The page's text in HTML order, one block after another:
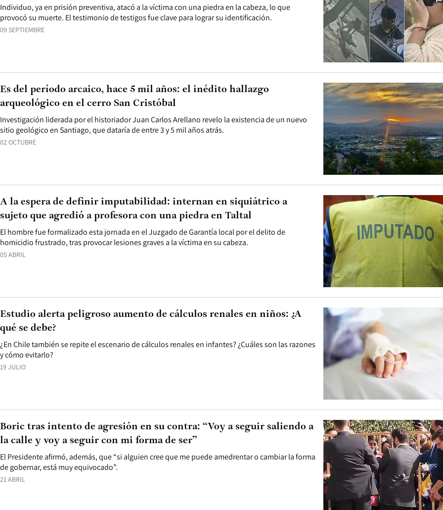
09 SEPTIEMBRE
Individuo, ya en prisión preventiva, atacó a la víctima con una piedra en la cabeza, lo que
provocó su muerte. El testimonio de testigos fue clave para lograr su identificación.
02 OCTUBRE
Investigación liderada por el historiador Juan Carlos Arellano revelo la existencia de un nuevo
sitio geológico en Santiago, que dataría de entre 3 y 5 mil años atrás.
Es del período arcaico, hace 5 mil años: el inédito hallazgo
arqueológico en el cerro San Cristóbal
05 ABRIL
El hombre fue formalizado esta jornada en el Juzgado de Garantía local por el delito de
homicidio frustrado, tras provocar lesiones graves a la víctima en su cabeza.
A la espera de definir imputabilidad: internan en siquiátrico a
sujeto que agredió a profesora con una piedra en Taltal
19 JULIO
¿En Chile también se repite el escenario de cálculos renales en infantes? ¿Cuáles son las razones
y cómo evitarlo?
Estudio alerta peligroso aumento de cálculos renales en niños: ¿A
qué se debe?
21 ABRIL
El Presidente afirmó, además, que “si alguien cree que me puede amedrentar o cambiar la forma
de gobernar, está muy equivocado”.
Boric tras intento de agresión en su contra: “Voy a seguir saliendo a
la calle y voy a seguir con mi forma de ser”